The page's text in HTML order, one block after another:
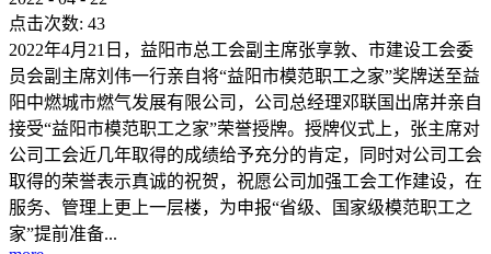
点击次数: 43
2022年4月21日，益阳市总工会副主席张享敦、市建设工会委
员会副主席刘伟一行亲自将“益阳市模范职工之家”奖牌送至益
阳中燃城市燃气发展有限公司，公司总经理邓联国出席并亲自
接受“益阳市模范职工之家”荣誉授牌。授牌仪式上，张主席对
公司工会近几年取得的成绩给予充分的肯定，同时对公司工会
取得的荣誉表示真诚的祝贺，祝愿公司加强工会工作建设，在
服务、管理上更上一层楼，为申报“省级、国家级模范职工之
家”提前准备...